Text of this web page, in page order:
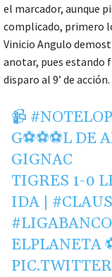
el marcador, aunque
complicado, primero
Vinicio Angulo
anotar, pues estando
disparo al 9’ de acción.
📹
G⚽⚽⚽L DE
GIGNAC
TIGRES 1-0
IDA |
ELPLANETA